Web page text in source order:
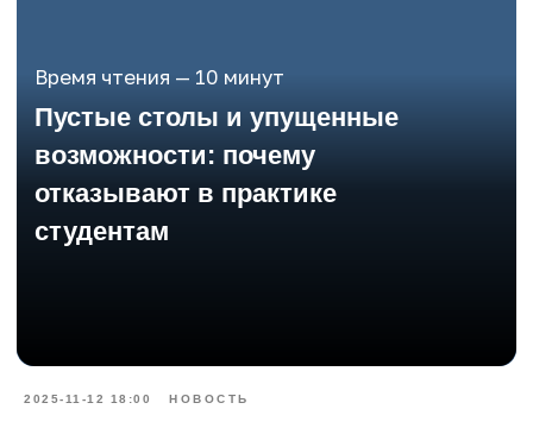
2025-11-12 18:00 НОВОСТЬ